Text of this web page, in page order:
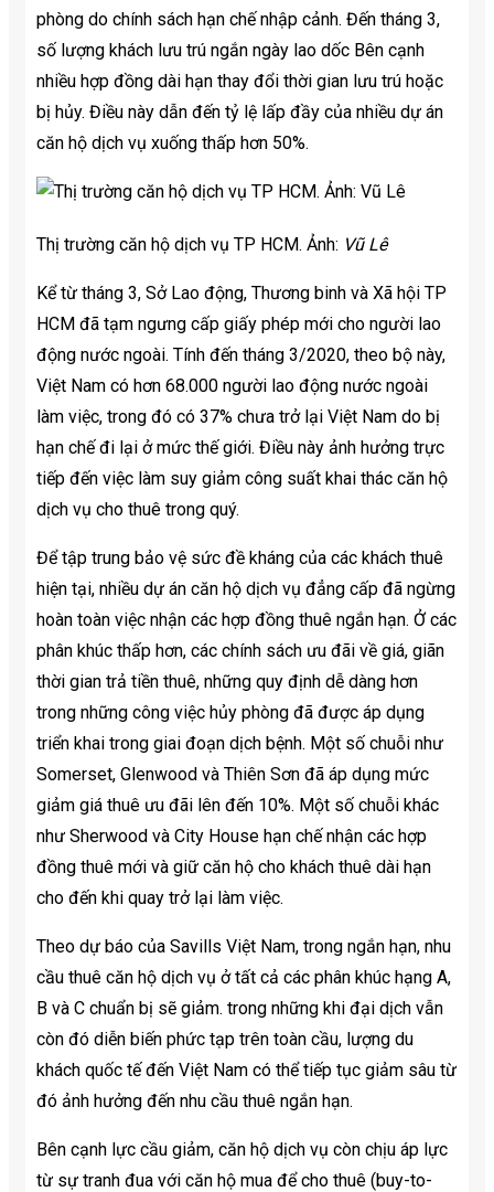
phòng do chính sách hạn chế nhập cảnh. Đến tháng 3,
số lượng khách lưu trú ngắn ngày lao dốc Bên cạnh
nhiều hợp đồng dài hạn thay đổi thời gian lưu trú hoặc
bị hủy. Điều này dẫn đến tỷ lệ lấp đầy của nhiều dự án
căn hộ dịch vụ xuống thấp hơn 50%.
Thị trường căn hộ dịch vụ TP HCM. Ảnh: Vũ Lê
Kể từ tháng 3, Sở Lao động, Thương binh và Xã hội TP
HCM đã tạm ngưng cấp giấy phép mới cho người lao
động nước ngoài. Tính đến tháng 3/2020, theo bộ này,
Việt Nam có hơn 68.000 người lao động nước ngoài
làm việc, trong đó có 37% chưa trở lại Việt Nam do bị
hạn chế đi lại ở mức thế giới. Điều này ảnh hưởng trực
tiếp đến việc làm suy giảm công suất khai thác căn hộ
dịch vụ cho thuê trong quý.
Để tập trung bảo vệ sức đề kháng của các khách thuê
hiện tại, nhiều dự án căn hộ dịch vụ đẳng cấp đã ngừng
hoàn toàn việc nhận các hợp đồng thuê ngắn hạn. Ở các
phân khúc thấp hơn, các chính sách ưu đãi về giá, giãn
thời gian trả tiền thuê, những quy định dễ dàng hơn
trong những công việc hủy phòng đã được áp dụng
triển khai trong giai đoạn dịch bệnh. Một số chuỗi như
Somerset, Glenwood và Thiên Sơn đã áp dụng mức
giảm giá thuê ưu đãi lên đến 10%. Một số chuỗi khác
như Sherwood và City House hạn chế nhận các hợp
đồng thuê mới và giữ căn hộ cho khách thuê dài hạn
cho đến khi quay trở lại làm việc.
Theo dự báo của Savills Việt Nam, trong ngắn hạn, nhu
cầu thuê căn hộ dịch vụ ở tất cả các phân khúc hạng A,
B và C chuẩn bị sẽ giảm. trong những khi đại dịch vẫn
còn đó diễn biến phức tạp trên toàn cầu, lượng du
khách quốc tế đến Việt Nam có thể tiếp tục giảm sâu từ
đó ảnh hưởng đến nhu cầu thuê ngắn hạn.
Bên cạnh lực cầu giảm, căn hộ dịch vụ còn chịu áp lực
từ sự tranh đua với căn hộ mua để cho thuê (buy-to-